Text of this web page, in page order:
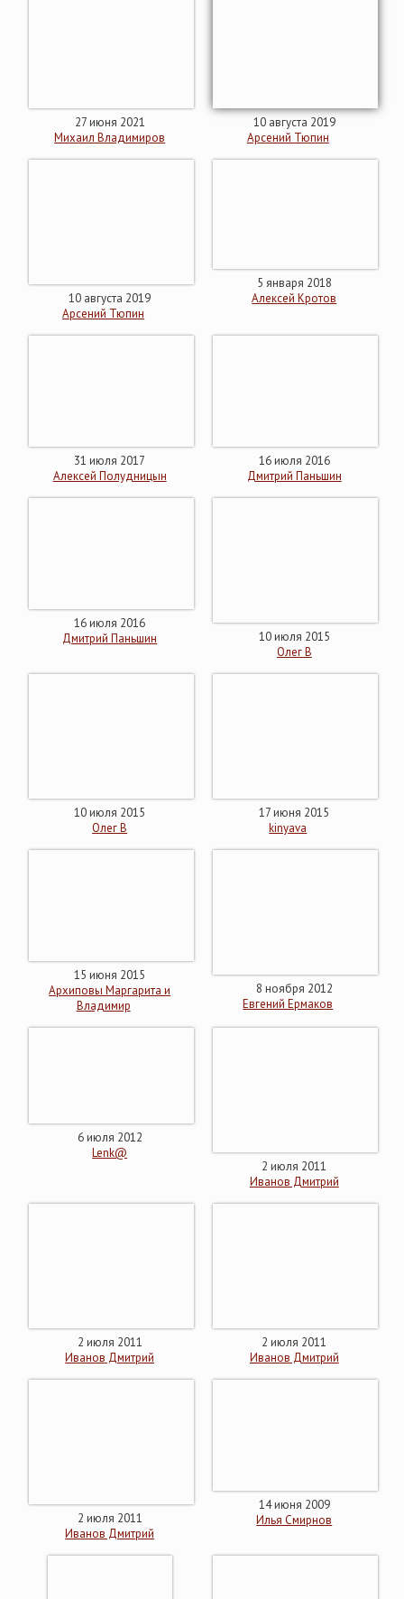
27 июня 2021
Михаил Владимиров
10 августа 2019
Арсений Тюпин
10 августа 2019
Арсений Тюпин
5 января 2018
Алексей Кротов
31 июля 2017
Алексей Полудницын
16 июля 2016
Дмитрий Паньшин
16 июля 2016
Дмитрий Паньшин
10 июля 2015
Олег В
10 июля 2015
Олег В
17 июня 2015
kinyava
15 июня 2015
Архиповы Маргарита и
Владимир
8 ноября 2012
Евгений Ермаков
6 июля 2012
Lenk@
2 июля 2011
Иванов Дмитрий
2 июля 2011
Иванов Дмитрий
2 июля 2011
Иванов Дмитрий
2 июля 2011
Иванов Дмитрий
14 июня 2009
Илья Смирнов